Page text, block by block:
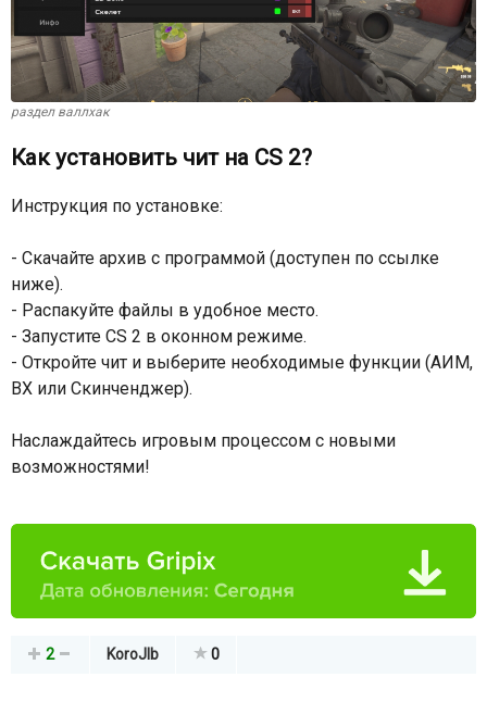
раздел валлхак
Как установить чит на CS 2?
Инструкция по установке:
- Скачайте архив с программой (доступен по ссылке
ниже).
- Распакуйте файлы в удобное место.
- Запустите CS 2 в оконном режиме.
- Откройте чит и выберите необходимые функции (АИМ,
ВХ или Скинченджер).
Наслаждайтесь игровым процессом с новыми
возможностями!
2 KoroJIb 0